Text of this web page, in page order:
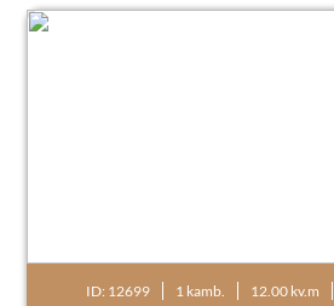
ID: 12699 1 kamb. 12.00 kv.m